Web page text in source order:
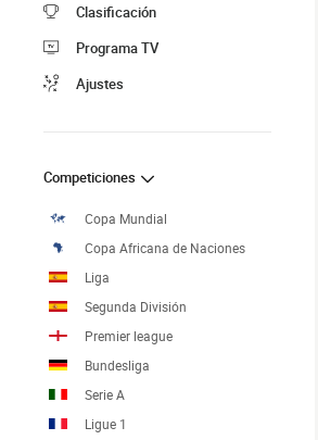
Clasificación
Programa TV
Ajustes
Competiciones
Copa Mundial
Copa Africana de Naciones
Liga
Segunda División
Premier league
Bundesliga
Serie A
Ligue 1